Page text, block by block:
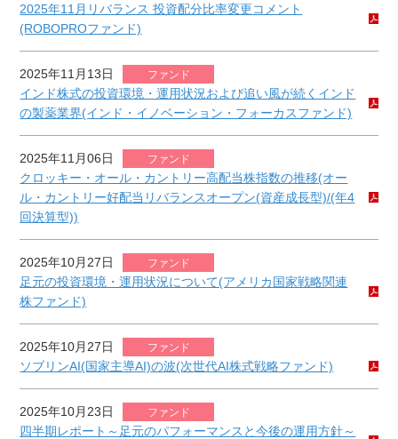
2025年11月リバランス 投資配分比率変更コメント
(ROBOPROファンド)
2025年11月13日 ファンド
インド株式の投資環境・運用状況および追い風が続くインド
の製薬業界(インド・イノベーション・フォーカスファンド)
2025年11月06日 ファンド
クロッキー・オール・カントリー高配当株指数の推移(オー
ル・カントリー好配当リバランスオープン(資産成長型)/(年4
回決算型))
2025年10月27日 ファンド
足元の投資環境・運用状況について(アメリカ国家戦略関連
株ファンド)
2025年10月27日 ファンド
ソブリンAI(国家主導AI)の波(次世代AI株式戦略ファンド)
2025年10月23日 ファンド
四半期レポート～足元のパフォーマンスと今後の運用方針～